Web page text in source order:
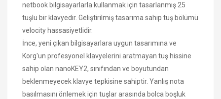
netbook bilgisayarlarla kullanmak için tasarlanmış 25
tuşlu bir klavyedir. Geliştirilmiş tasarıma sahip tuş bölümü
velocity hassasiyetlidir.
İnce, yeni çıkan bilgisayarlara uygun tasarımına ve
Korg'un profesyonel klavyelerini aratmayan tuş hissine
sahip olan nanoKEY2, sınıfından ve boyutundan
beklenmeyecek klavye tepkisine sahiptir. Yanlış nota
basılmasını önlemek için tuşlar arasında bolca boşluk